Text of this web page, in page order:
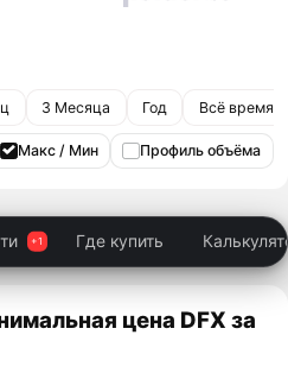
3 Месяца Год Всё время
Макс / Мин Профиль объёма
Где купить
цена DFX за